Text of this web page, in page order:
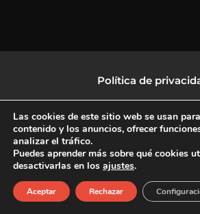
Política de
Política de protección
F
a
c
X
-
L
i
n
I
n
s
Copyright © 2026
Las cookies de este sitio web se usan
contenido y los anuncios, ofrecer
analizar el tráfico.
Puedes aprender más sobre qué cookies
desactivarlas en los ajustes.
Aceptar Rechazar